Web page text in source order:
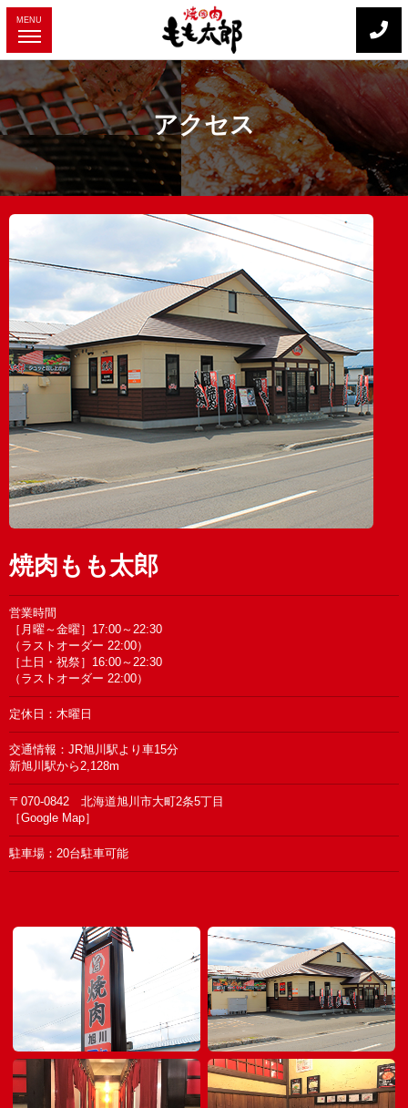
MENU
アクセス
焼肉もも太郎
営業時間
［月曜～金曜］17:00～22:30
（ラストオーダー 22:00）
［土日・祝祭］16:00～22:30
（ラストオーダー 22:00）
定休日：木曜日
交通情報：JR旭川駅より車15分
新旭川駅から2,128m
〒070-0842 北海道旭川市大町2条5丁目
［Google Map］
駐車場：20台駐車可能